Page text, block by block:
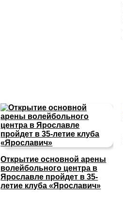
Открытие основной арены
волейбольного центра в
Ярославле пройдет в 35-
летие клуба «Ярославич»